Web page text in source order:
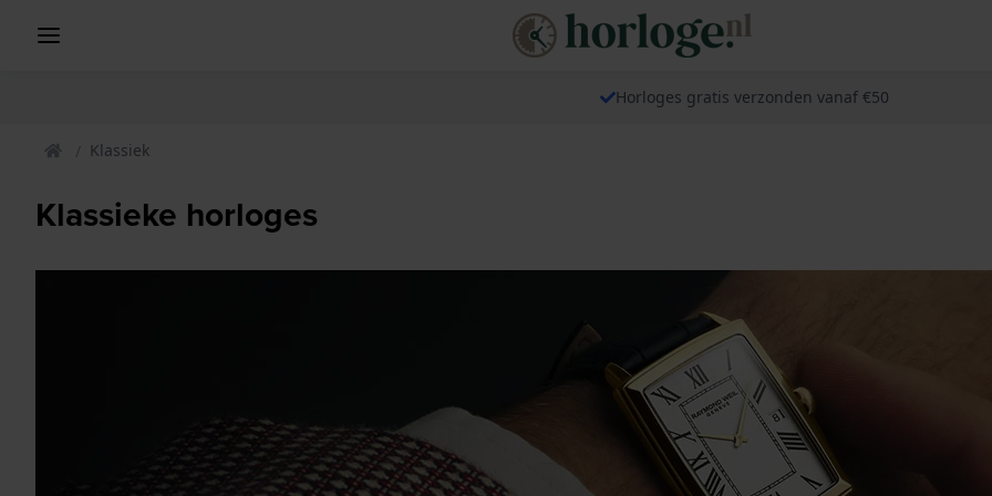
Horloges gratis verzonden vanaf €50
Klassiek
Klassieke horloges